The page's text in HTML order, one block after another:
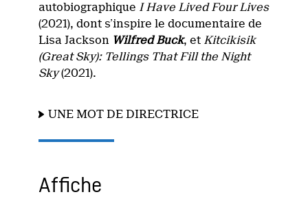
autobiographique I Have Lived Four Lives
(2021), dont s’inspire le documentaire de
Lisa Jackson Wilfred Buck, et Kitcikisik
(Great Sky): Tellings That Fill the Night
Sky(2021).
UNE MOT DE DIRECTRICE
Affiche